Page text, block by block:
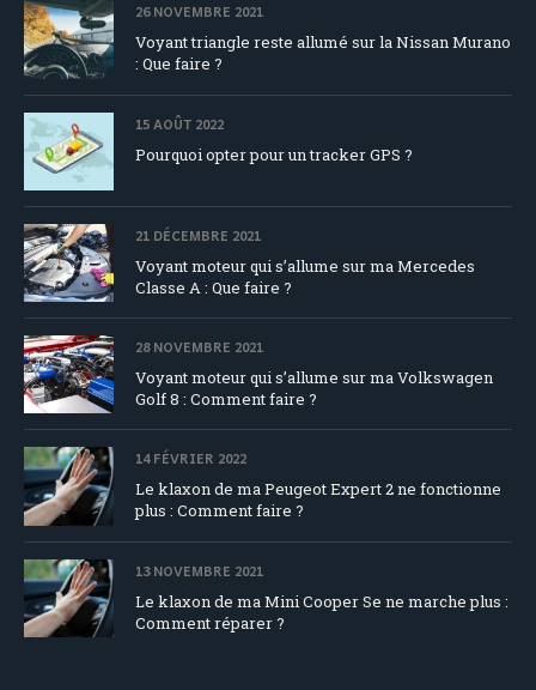
26 NOVEMBRE 2021
Voyant triangle reste allumé sur la Nissan Murano
: Que faire ?
15 AOÛT 2022
Pourquoi opter pour un tracker GPS ?
21 DÉCEMBRE 2021
Voyant moteur qui s’allume sur ma Mercedes
Classe A : Que faire ?
28 NOVEMBRE 2021
Voyant moteur qui s’allume sur ma Volkswagen
Golf 8 : Comment faire ?
14 FÉVRIER 2022
Le klaxon de ma Peugeot Expert 2 ne fonctionne
plus : Comment faire ?
13 NOVEMBRE 2021
Le klaxon de ma Mini Cooper Se ne marche plus :
Comment réparer ?